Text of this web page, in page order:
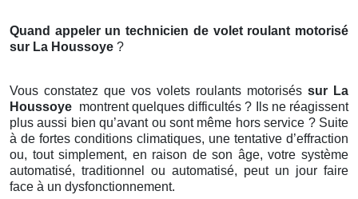
Quand appeler un technicien de volet roulant motorisé
sur La Houssoye ?
Vous constatez que vos volets roulants motorisés sur La
Houssoye montrent quelques difficultés ? Ils ne réagissent
plus aussi bien qu’avant ou sont même hors service ? Suite
à de fortes conditions climatiques, une tentative d’effraction
ou, tout simplement, en raison de son âge, votre système
automatisé, traditionnel ou automatisé, peut un jour faire
face à un dysfonctionnement.